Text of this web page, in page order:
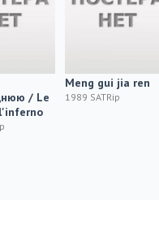
/ Le
Meng gui jia ren
1989 SATRip